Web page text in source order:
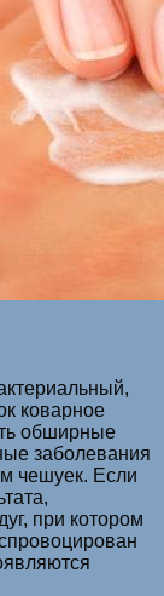
коварное
обширные
заболевания
чешуек. Если
при котором